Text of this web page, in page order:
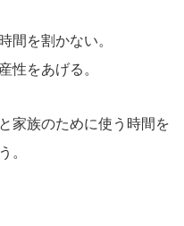
間を割かない。
性をあげる。
家族のために使う時間を
。